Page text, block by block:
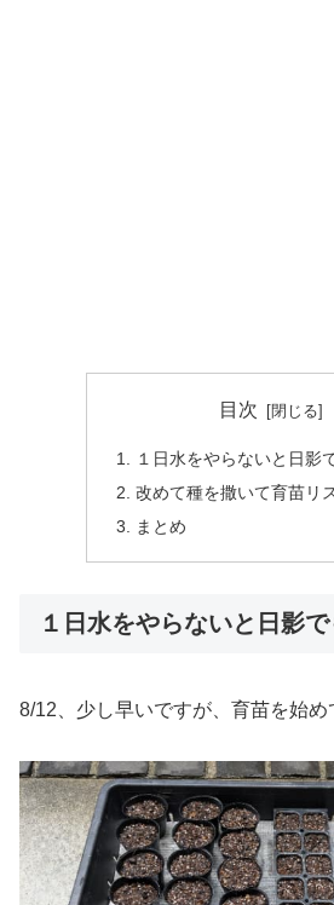
目次
１日水をやらないと日影
改めて種を撒いて育苗リ
まとめ
１日水をやらないと日影で
8/12、少し早いですが、育苗を始め